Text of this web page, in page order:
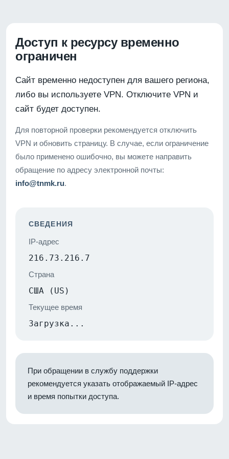
Доступ к ресурсу временно
ограничен
Сайт временно недоступен для вашего региона,
либо вы используете VPN. Отключите VPN и
сайт будет доступен.
Для повторной проверки рекомендуется отключить
VPN и обновить страницу. В случае, если ограничение
было применено ошибочно, вы можете направить
обращение по адресу электронной почты:
info@tnmk.ru.
СВЕДЕНИЯ
IP-адрес
216.73.216.7
Страна
США (US)
Текущее время
Загрузка...
При обращении в службу поддержки
рекомендуется указать отображаемый IP-адрес
и время попытки доступа.